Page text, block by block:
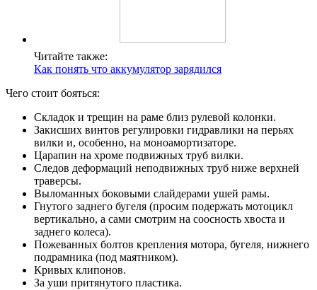
Читайте также:
Как понять что аккумулятор зарядился
Чего стоит бояться:
Складок и трещин на раме близ рулевой колонки.
Закисших винтов регулировки гидравлики на перьях
вилки и, особенно, на моноамортизаторе.
Царапин на хроме подвижных труб вилки.
Следов деформаций неподвижных труб ниже верхней
траверсы.
Выломанных боковыми слайдерами ушей рамы.
Гнутого заднего бугеля (просим подержать мотоцикл
вертикально, а сами смотрим на соосность хвоста и
заднего колеса).
Пожеванных болтов крепления мотора, бугеля, нижнего
подрамника (под маятником).
Кривых клипонов.
За уши притянутого пластика.